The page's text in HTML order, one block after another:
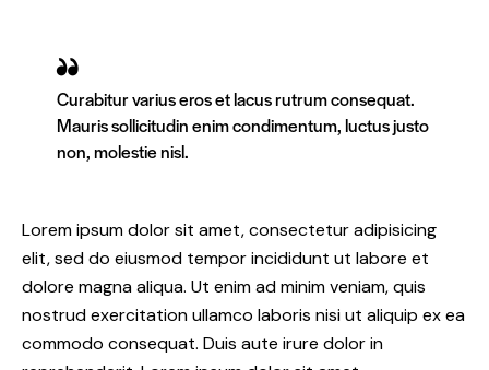
Curabitur varius eros et lacus rutrum consequat.
Mauris sollicitudin enim condimentum, luctus justo
non, molestie nisl.
Lorem ipsum dolor sit amet, consectetur adipisicing
elit, sed do eiusmod tempor incididunt ut labore et
dolore magna aliqua. Ut enim ad minim veniam, quis
nostrud exercitation ullamco laboris nisi ut aliquip ex ea
commodo consequat. Duis aute irure dolor in